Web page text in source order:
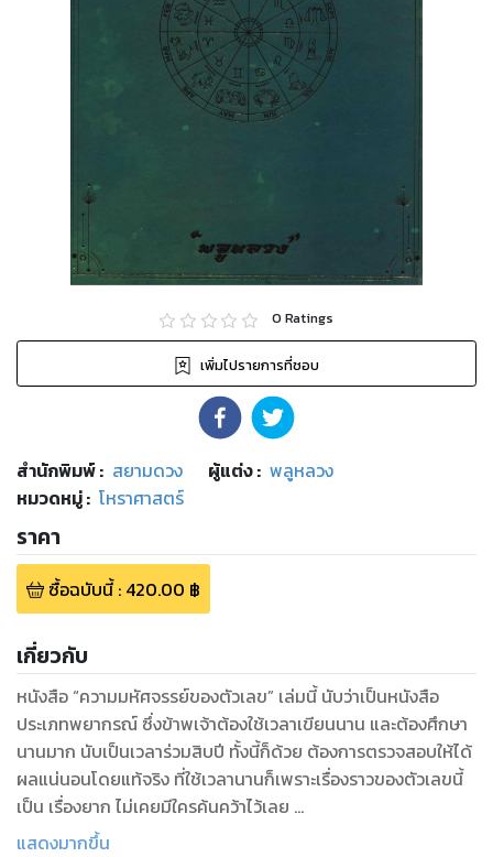
0 Ratings
เพิ่มไปรายการที่ชอบ
สำนักพิมพ์: สยามดวง ผู้แต่ง : พลูหลวง
หมวดหมู่: โหราศาสตร์
ราคา
ซื้อฉบับนี้: 420.00 ฿
เกี่ยวกับ
หนังสือ “ความมหัศจรรย์ของตัวเลข” เล่มนี้ นับว่าเป็นหนังสือ
ประเภทพยากรณ์ ซึ่งข้าพเจ้าต้องใช้เวลาเขียนนาน และต้องศึกษา
นานมาก นับเป็นเวลาร่วมสิบปี ทั้งนี้ก็ด้วย ต้องการตรวจสอบให้ได้
ผลแน่นอนโดยแท้จริง ที่ใช้เวลานานก็เพราะเรื่องราวของตัวเลขนี้
เป็น เรื่องยาก ไม่เคยมีใครค้นคว้าไว้เลย
แสดงมากขึ้น